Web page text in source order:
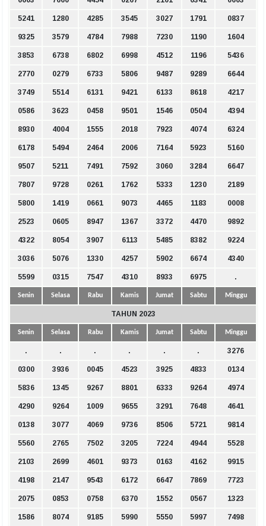
5241 1280 4285 3545 3027 1791 0837
9325 3579 4784 7988 7230 1190 1604
3853 6738 6802 6998 4512 1196 5436
2770 0279 6733 5806 9487 9289 6644
3749 5514 6131 9421 6133 8618 4217
0586 3623 0458 9501 1546 0504 4394
8930 4004 1555 2018 7923 4074 6324
6178 5494 2464 2006 7164 5923 5160
9507 5211 7491 7592 3060 3284 6647
7807 9728 0261 1762 5333 1230 2189
5800 1419 0661 9073 4465 1183 0008
2523 0605 8947 1367 3372 4470 9892
4322 8054 3907 6113 5485 8382 9224
3036 5076 1330 4257 5902 6674 4340
5599 0315 7547 4310 8933 6975 .
Senin Selasa Rabu Kamis Jumat Sabtu Minggu
TAHUN 2023
Senin Selasa Rabu Kamis Jumat Sabtu Minggu
. . . . . . 3276
0300 3936 0045 4523 3925 4833 0134
5836 1345 9267 8801 6333 9264 4974
4290 9264 1009 9655 3291 7648 4641
0138 3077 4069 9736 8506 5721 9814
5560 2765 7502 3205 7224 4944 5528
2103 2699 4601 9373 0163 4162 9915
4198 2147 9543 6172 6647 7869 7723
2075 0853 0758 6370 1552 0567 1323
1586 8074 9185 5990 5550 5997 7498